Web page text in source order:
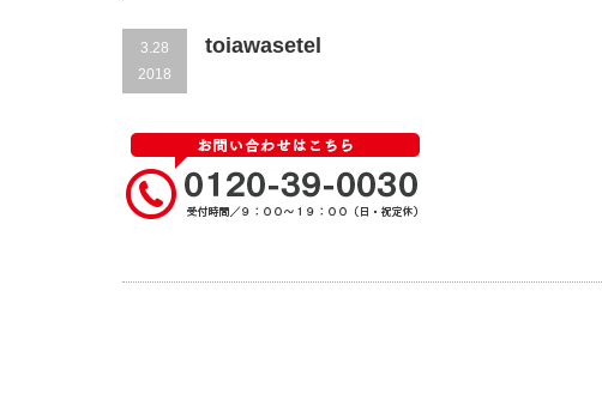
3.28
2018
toiawasetel